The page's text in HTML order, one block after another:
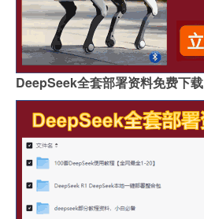
DeepSeek全套部署资料免费下载